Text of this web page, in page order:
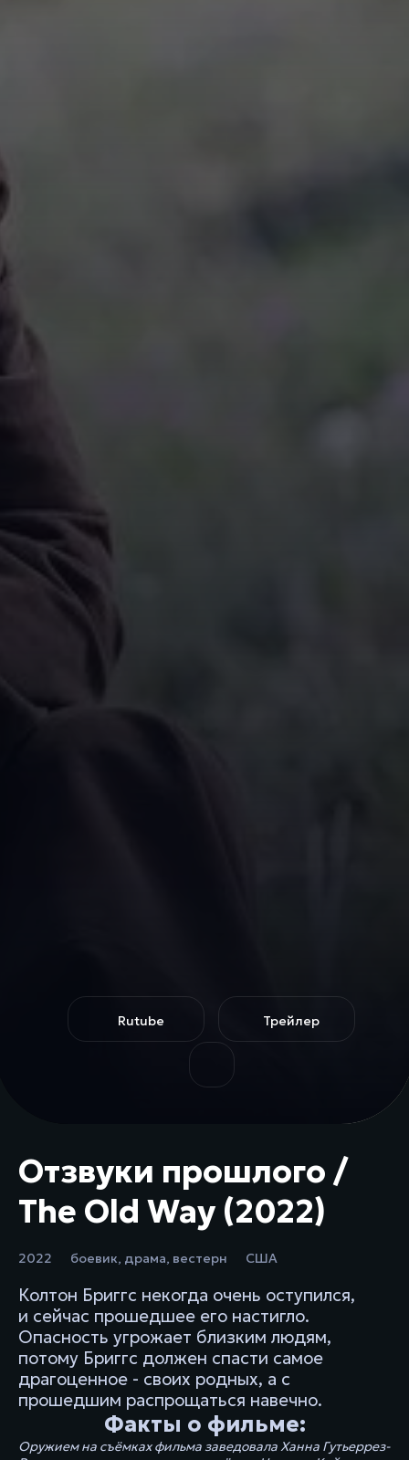
Rutube Трейлер
Отзвуки прошлого /
The Old Way (2022)
2022 боевик, драма, вестерн США
Колтон Бриггс некогда очень оступился,
и сейчас прошедшее его настигло.
Опасность угрожает близким людям,
потому Бриггс должен спасти самое
драгоценное - своих родных, а с
прошедшим распрощаться навечно.
Факты о фильме:
Оружием на съёмках фильма заведовала Ханна Гутьеррез-